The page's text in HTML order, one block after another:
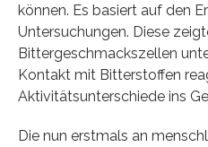
können. Es basiert auf den
Untersuchungen. Diese
Bittergeschmackszellen
Kontakt mit Bitterstoffen
Aktivitätsunterschiede ins
Die nun erstmals an